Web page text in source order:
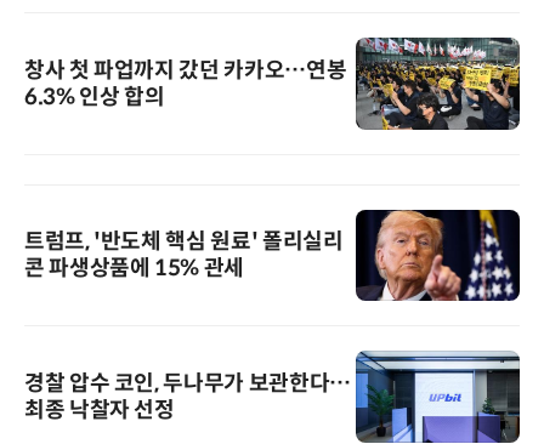
창사 첫 파업까지 갔던 카카오…연봉
6.3% 인상 합의
트럼프, '반도체 핵심 원료' 폴리실리
콘 파생상품에 15% 관세
경찰 압수 코인, 두나무가 보관한다…
최종 낙찰자 선정